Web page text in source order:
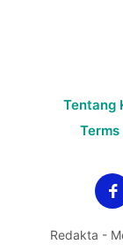
Tentang
Redakta -